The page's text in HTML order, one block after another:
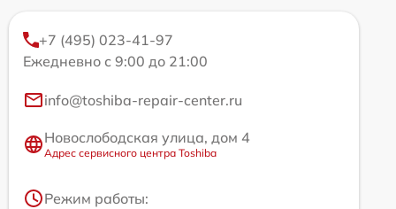
+7 (495) 023-41-97
Ежедневно с 9:00 до 21:00
info@toshiba-repair-center.ru
Новослободская улица, дом 4
Адрес сервисного центра Toshiba
Режим работы: